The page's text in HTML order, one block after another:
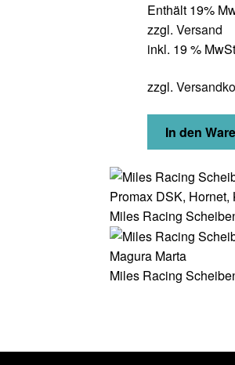
Enthält 19%
zzgl.Versand
inkl. 19 %
zzgl.
In den
Miles Racing
Miles Racing